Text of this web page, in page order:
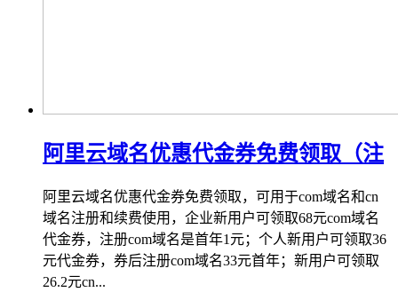
阿里云域名优惠代金券免费领取（注
阿里云域名优惠代金券免费领取，可用于com域名和cn
域名注册和续费使用，企业新用户可领取68元com域名
代金券，注册com域名是首年1元；个人新用户可领取36
元代金券，券后注册com域名33元首年；新用户可领取
26.2元cn...